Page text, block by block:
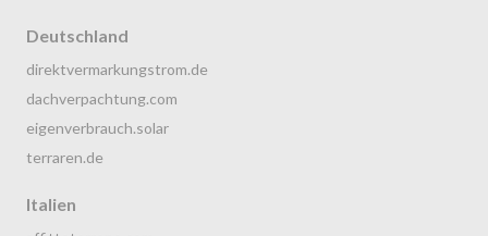
Deutschland
direktvermarkungstrom.de
dachverpachtung.com
eigenverbrauch.solar
terraren.de
Italien